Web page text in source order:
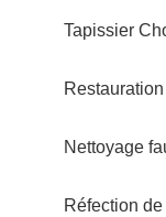
Tapissier
Nettoyage
Réfection